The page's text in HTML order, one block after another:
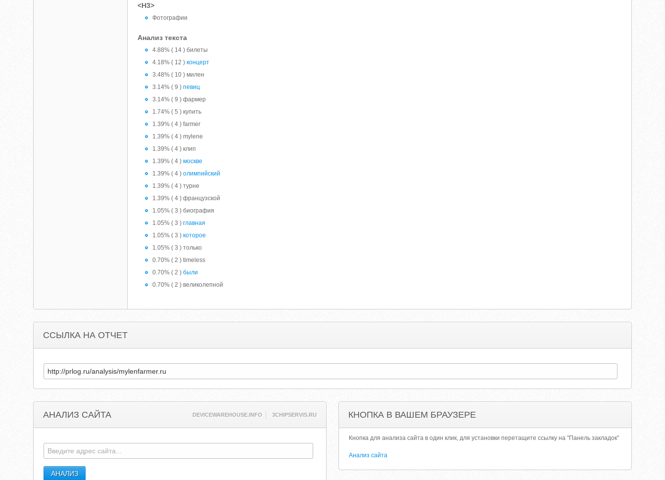
<H3>
Фотографии
Анализ текста
4.88% ( 14 ) билеты
4.18% ( 12 )концерт
3.48% ( 10 ) милен
3.14% ( 9 )певиц
3.14% ( 9 ) фармер
1.74% ( 5 ) купить
1.39% ( 4 ) farmer
1.39% ( 4 ) mylene
1.39% ( 4 ) клип
1.39% ( 4 )москве
1.39% ( 4 )олимпийский
1.39% ( 4 ) турне
1.39% ( 4 ) французской
1.05% ( 3 ) биография
1.05% ( 3 )главная
1.05% ( 3 )которое
1.05% ( 3 ) только
0.70% ( 2 ) timeless
0.70% ( 2 )были
0.70% ( 2 ) великолепной
ССЫЛКА НА ОТЧЕТ
АНАЛИЗ САЙТА DEVICEWAREHOUSE.INFO 3CHIPSERVIS.RU КНОПКА В ВАШЕМ БРАУЗЕРЕ
Кнопка для анализа сайта в один клик, для установки перетащите ссылку на "Панель закладок"
Анализ сайта